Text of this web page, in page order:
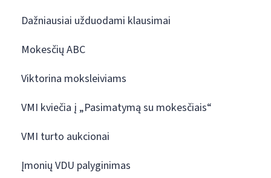
Dažniausiai užduodami klausimai
Mokesčių ABC
Viktorina moksleiviams
VMI kviečia į „Pasimatymą su mokesčiais“
VMI turto aukcionai
Įmonių VDU palyginimas